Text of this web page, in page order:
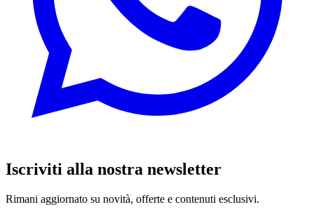
Iscriviti alla nostra newsletter
Rimani aggiornato su novità, offerte e contenuti esclusivi.